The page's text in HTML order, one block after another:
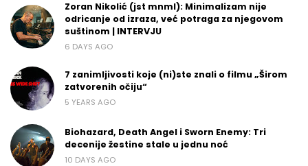
Zoran Nikolić (jst mnml): Minimalizam nije
odricanje od izraza, već potraga za njegovom
suštinom | INTERVJU
6 DAYS AGO
7 zanimljivosti koje (ni)ste znali o filmu „Širom
zatvorenih očiju“
5 YEARS AGO
Biohazard, Death Angel i Sworn Enemy: Tri
decenije žestine stale u jednu noć
10 DAYS AGO